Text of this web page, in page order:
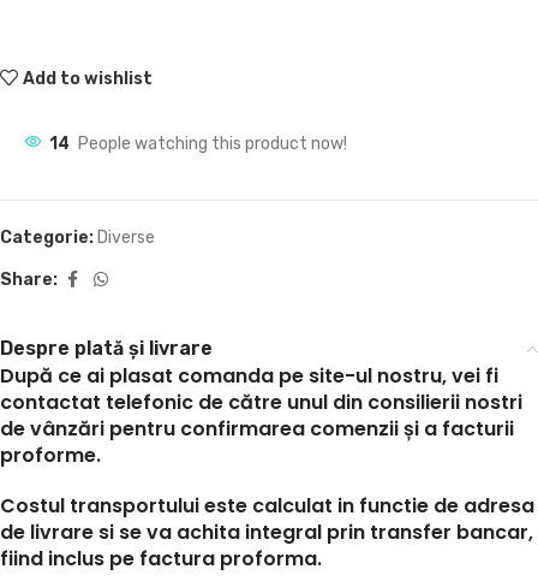
Add to wishlist
14 People watching this product now!
Categorie: Diverse
Share:
Despre plată și livrare
După ce ai plasat comanda pe site-ul nostru, vei fi
contactat telefonic de către unul din consilierii nostri
de vânzări pentru confirmarea comenzii și a facturii
proforme.
Costul transportului este calculat in functie de adresa
de livrare si se va achita integral prin transfer bancar,
fiind inclus pe factura proforma.